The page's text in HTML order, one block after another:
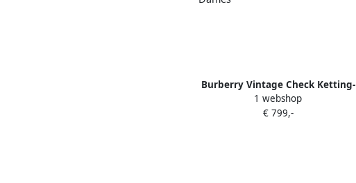
Burberry Vintage Check Ketting-
Link Schoudertas Beige Dames
1 webshop
€ 799,-